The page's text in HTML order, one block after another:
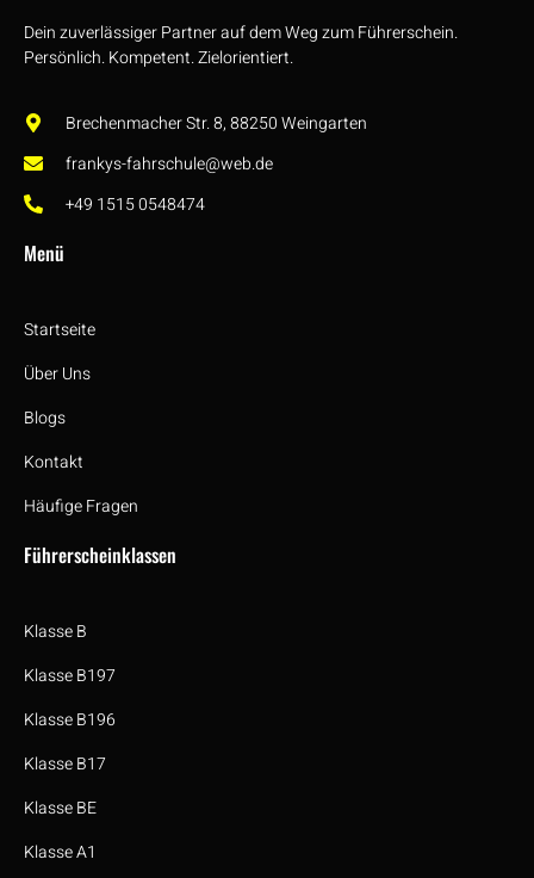
Dein zuverlässiger Partner auf dem Weg zum Führerschein.
Persönlich. Kompetent. Zielorientiert.
Brechenmacher Str. 8, 88250 Weingarten
frankys-fahrschule@web.de
+49 1515 0548474
Menü
Startseite
Über Uns
Blogs
Kontakt
Häufige Fragen
Führerscheinklassen
Klasse B
Klasse B197
Klasse B196
Klasse B17
Klasse BE
Klasse A1